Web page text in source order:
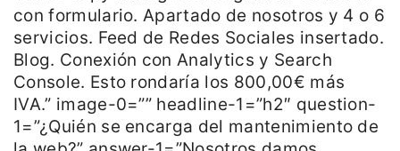
con formulario. Apartado de nosotros y 4 o 6
servicios. Feed de Redes Sociales insertado.
Blog. Conexión con Analytics y Search
Console. Esto rondaría los 800,00€ más
IVA.” image-0=”” headline-1=”h2″ question-
1=”¿Quién se encarga del mantenimiento de